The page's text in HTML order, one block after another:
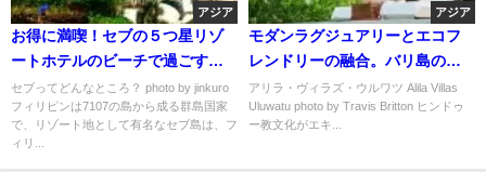
アジア
お得に満喫！セブの５つ星リゾ
ートホテルのビーチで過ごす優
雅な休日
セブってどんなところ？ photo by jinkuro
フィリピンは7107の島から成る群島国家
で、リゾート地として有名なセブ島は、フ
ィリ...
アジア
モダンラグジュアリーとエコフ
レンドリーの融合。バリ島の
「アリラ・ヴィラズ・ウルワ
ツ」
アリラ・ヴィラズ・ウルワツ Alila Villas
Uluwatu photo by Travis Britton ヒンドゥ
ー教文化がエキ...